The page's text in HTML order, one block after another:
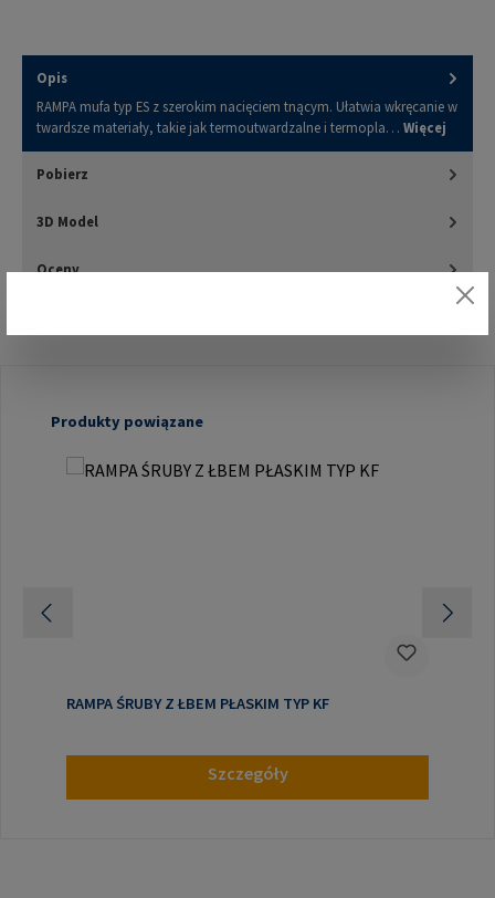
Opis
RAMPA mufa typ ES z szerokim nacięciem tnącym. Ułatwia wkręcanie w
twardsze materiały, takie jak termoutwardzalne i termopla… Więcej
Pobierz
3D Model
Oceny
Pomiń galerię produktów
Produkty powiązane
RAMPA ŚRUBY Z ŁBEM PŁASKIM TYP KF
Szczegóły